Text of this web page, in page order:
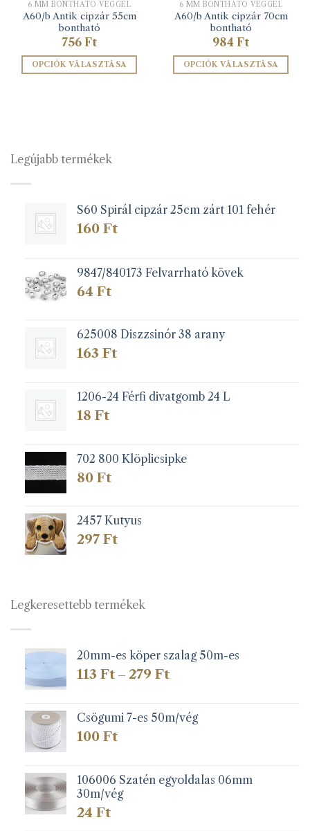
6 MM BONTHATÓ VÉGGEL
A60/b Antik cipzár 55cm
bontható
756 Ft
OPCIÓK VÁLASZTÁSA
van.
termékoldalon
választhatók
6 MM BONTHATÓ VÉGGEL
A60/b Antik cipzár 70cm
bontható
984 Ft
OPCIÓK VÁLASZTÁSA
termékoldalon
Legújabb termékek
S60 Spirál cipzár 25cm zárt 101 fehér
160 Ft
9847/840173 Felvarrható kövek
64 Ft
625008 Diszzsinór 38 arany
163 Ft
1206-24 Férfi divatgomb 24 L
18 Ft
702 800 Klöplicsipke
80 Ft
2457 Kutyus
297 Ft
Legkeresettebb termékek
20mm-es köper szalag 50m-es
113 Ft – 279 FtÁrtartomány:
279 Ft
Csögumi 7-es 50m/vég
100 Ft
106006 Szatén egyoldalas 06mm
30m/vég
24 Ft